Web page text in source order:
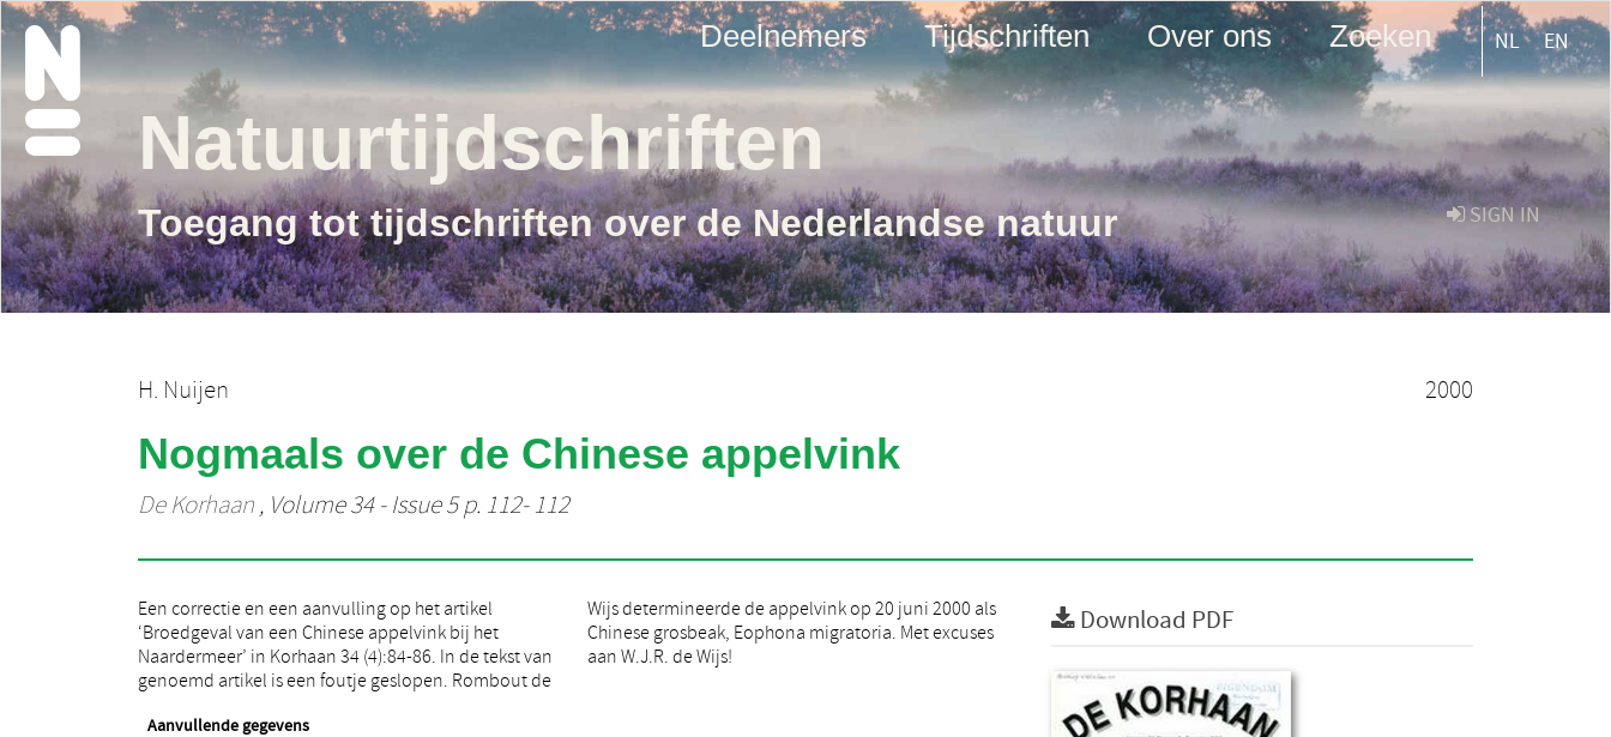
Deelnemers Tijdschriften Over ons Zoeken NL EN
SIGN IN
Natuurtijdschriften
Toegang tot tijdschriften over de Nederlandse natuur
H. Nuijen 2000
Nogmaals over de Chinese appelvink
De Korhaan, Volume 34 - Issue 5 p. 112- 112
Een correctie en een aanvulling op het artikel
‘Broedgeval van een Chinese appelvink bij het
Naardermeer’ in Korhaan 34 (4):84-86. In de tekst van
genoemd artikel is een foutje geslopen. Rombout de
Wijs determineerde de appelvink op 20 juni 2000 als
Chinese grosbeak, Eophona migratoria. Met excuses
aan W.J.R. de Wijs!
Aanvullende gegevens
Download PDF